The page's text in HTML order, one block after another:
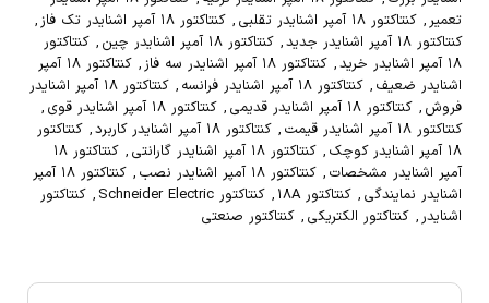
تعمیر, کنتاکتور ۱۸ آمپر اشنایدر تقلبی , کنتاکتور ۱۸ آمپر اشنایدر تک فاز
,
کنتاکتور ۱۸ آمپر اشنایدر جدید
, کنتاکتور ۱۸ آمپر اشنایدر چین , کنتاکتور
۱۸ آمپر اشنایدر خرید
, کنتاکتور ۱۸ آمپر اشنایدر سه فاز ,
کنتاکتور ۱۸ آمپر
اشنایدر ضعیف , کنتاکتور ۱۸ آمپر اشنایدر فرانسه ,
کنتاکتور ۱۸ آمپر اشنایدر
فروش , کنتاکتور ۱۸ آمپر اشنایدر قدیمی , کنتاکتور ۱۸ آمپر اشنایدر قوی
,
کنتاکتور ۱۸ آمپر اشنایدر قیمت
, کنتاکتور ۱۸ آمپر اشنایدر کاربرد , کنتاکتور
۱۸ آمپر اشنایدر کوچک
, کنتاکتور ۱۸ آمپر اشنایدر گارانتی ,
کنتاکتور ۱۸
آمپر اشنایدر مشخصات , کنتاکتور ۱۸ آمپر اشنایدر نصب ,
کنتاکتور ۱۸ آمپر
اشنایدر نمایندگی , کنتاکتور ۱۸A , کنتاکتور Schneider Electric , کنتاکتور
اشنایدر, کنتاکتور الکتریکی , کنتاکتور صنعتی